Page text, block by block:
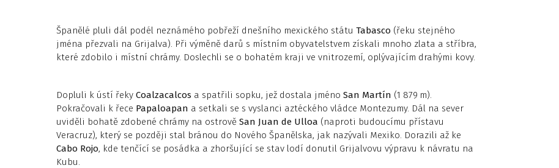
Španělé pluli dál podél neznámého pobřeží dnešního mexického státu Tabasco (řeku stejného
jména přezvali na Grijalva). Při výměně darů s místním obyvatelstvem získali mnoho zlata a stříbra,
které zdobilo i místní chrámy. Doslechli se o bohatém kraji ve vnitrozemí, oplývajícím drahými kovy.
Dopluli k ústí řeky Coalzacalcos a spatřili sopku, jež dostala jméno San Martín (1 879 m).
Pokračovali k řece Papaloapan a setkali se s vyslanci aztéckého vládce Montezumy. Dál na sever
uviděli bohatě zdobené chrámy na ostrově San Juan de Ulloa (naproti budoucímu přístavu
Veracruz), který se později stal bránou do Nového Španělska, jak nazývali Mexiko. Dorazili až ke
Cabo Rojo, kde tenčící se posádka a zhoršující se stav lodí donutil Grijalvovu výpravu k návratu na
Kubu.